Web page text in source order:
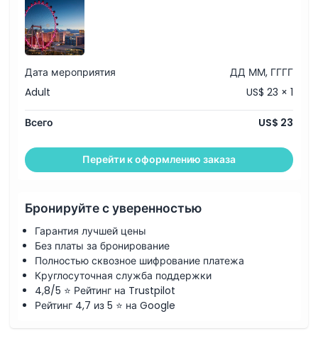
Дата мероприятия
ДД ММ, ГГГГ
Adult
US$ 23 × 1
Всего US$ 23
Перейти к оформлению заказа
Бронируйте с уверенностью
Гарантия лучшей цены
Без платы за бронирование
Полностью сквозное шифрование платежа
Круглосуточная служба поддержки
4,8/5 ⭐ Рейтинг на Trustpilot
Рейтинг 4,7 из 5 ⭐ на Google